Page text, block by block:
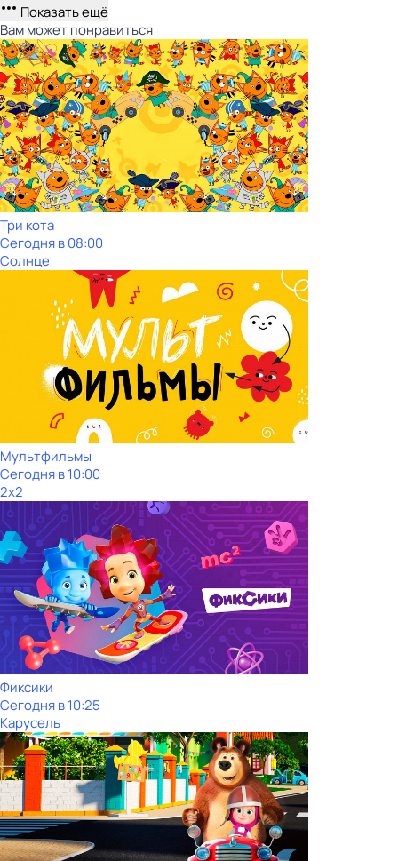
Показать ещё
Вам может понравиться
Три кота
Сегодня в 08:00
Солнце
Мультфильмы
Сегодня в 10:00
2x2
Фиксики
Сегодня в 10:25
Карусель